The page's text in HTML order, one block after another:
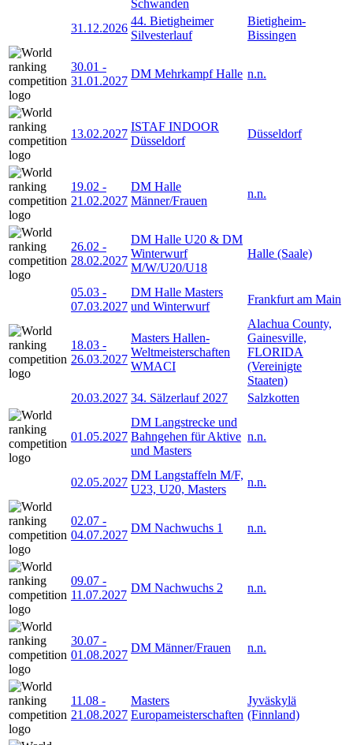
Schwanden
31.12.2026
44. Bietigheimer
Silvesterlauf
Bietigheim-
Bissingen
30.01 -
31.01.2027
DM Mehrkampf Halle n.n.
13.02.2027
ISTAF INDOOR
Düsseldorf
Düsseldorf
19.02 -
21.02.2027
DM Halle
Männer/Frauen
n.n.
26.02 -
28.02.2027
DM Halle U20 & DM
Winterwurf
M/W/U20/U18
Halle (Saale)
05.03 -
07.03.2027
DM Halle Masters
und Winterwurf
Frankfurt am Main
18.03 -
26.03.2027
Masters Hallen-
Weltmeisterschaften
WMACI
Alachua County,
Gainesville,
FLORIDA
(Vereinigte
Staaten)
20.03.2027 34. Sälzerlauf 2027 Salzkotten
01.05.2027
DM Langstrecke und
Bahngehen für Aktive
und Masters
n.n.
02.05.2027
DM Langstaffeln M/F,
U23, U20, Masters
n.n.
02.07 -
04.07.2027
DM Nachwuchs 1 n.n.
09.07 -
11.07.2027
DM Nachwuchs 2 n.n.
30.07 -
01.08.2027
DM Männer/Frauen n.n.
11.08 -
21.08.2027
Masters
Europameisterschaften
Jyväskylä
(Finnland)